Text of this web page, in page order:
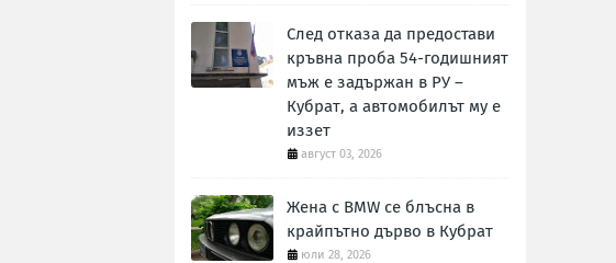
След отказа да предостави
кръвна проба 54-годишният
мъж е задържан в РУ –
Кубрат, а автомобилът му е
иззет
август 03, 2026
Жена с BMW се блъсна в
крайпътно дърво в Кубрат
юли 28, 2026